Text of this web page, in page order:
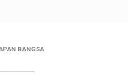
BANGSA